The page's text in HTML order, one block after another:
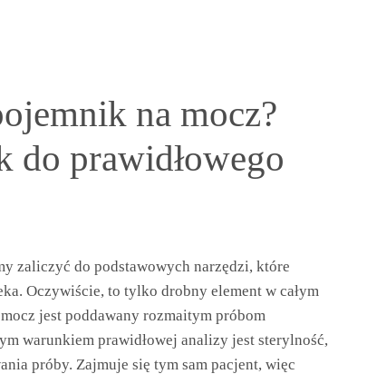
na mocz?
do prawidłowego
zaliczyć do podstawowych narzędzi, które
Oczywiście, to tylko drobny element w całym
jest poddawany rozmaitym próbom
warunkiem prawidłowej analizy jest sterylność,
próby. Zajmuje się tym sam pacjent, więc